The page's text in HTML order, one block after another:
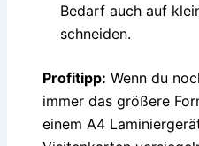
Bedarf auch auf
schneiden.
Profitipp: Wenn du
immer das größere
einem A4